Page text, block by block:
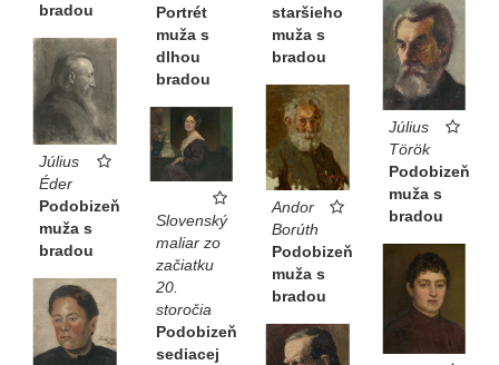
bradou
Portrét
muža s
dlhou
bradou
staršieho
muža s
bradou
Július
Török
Podobizeň
muža s
bradou
Július
Éder
Podobizeň
muža s
bradou
Andor
Borúth
Podobizeň
muža s
bradou
Slovenský
maliar zo
začiatku
20.
storočia
Podobizeň
sediacej